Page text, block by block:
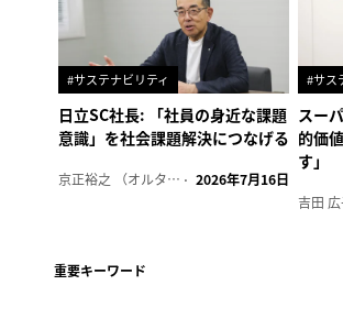
#サステナビリティ
日立SC社長: 「社員の身近な課題
意識」を社会課題解決につなげる
京正裕之 （オルタナ副編集長） 2026年7月16日
#サス
スー
的価
す」
重要キーワード